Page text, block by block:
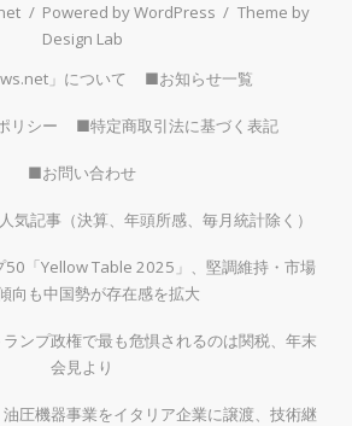
/ Powered by WordPress / Theme by
Design Lab
」について
■お知らせ一覧
リシー ■特定商取引法に基づく表記
■お問い合わせ
記事（決算、年頭所感、毎月統計除く）
50「Yellow Table 2025」、堅調維持・市場
向も中国勢が存在感を拡大
ンプ政権で最も危惧されるのは関税、年末
会見より
油圧機器事業をイタリア企業に譲渡、技術継